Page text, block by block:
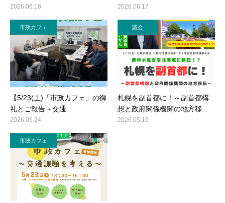
2026.06.18 2026.06.17
市政カフェ
【5/23(土)「市政カフェ」の御
礼とご報告～交通…
2026.05.24
議会
札幌を副首都に！～副首都構
想と政府関係機関の地方移…
2026.05.15
市政カフェ